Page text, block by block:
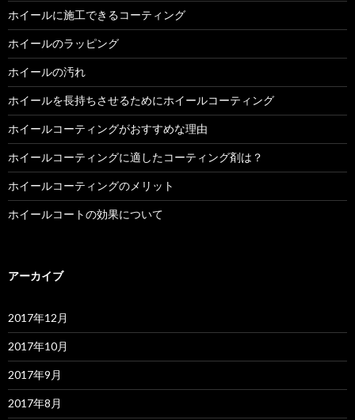
ホイールに施工できるコーティング
ホイールのラッピング
ホイールの汚れ
ホイールを長持ちさせるためにホイールコーティング
ホイールコーティングがおすすめな理由
ホイールコーティングに適したコーティング剤は？
ホイールコーティングのメリット
ホイールコートの効果について
アーカイブ
2017年12月
2017年10月
2017年9月
2017年8月